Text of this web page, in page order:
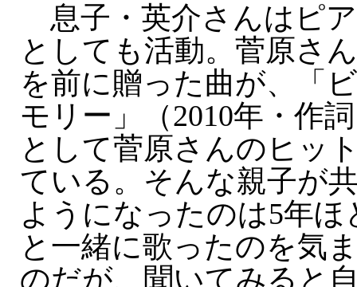
息子・英介さんはピ
としても活動。菅原さ
を前に贈った曲が、「
モリー」（2010年・作
として菅原さんのヒッ
ている。そんな親子が
ようになったのは5年
と一緒に歌ったのを気
のだが、聞いてみると